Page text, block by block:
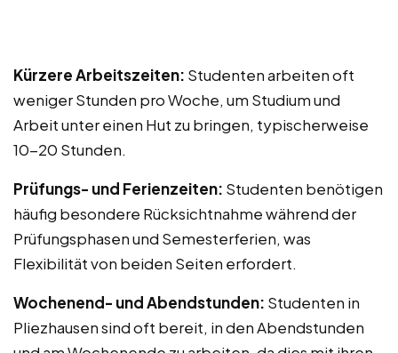
Kürzere Arbeitszeiten: Studenten arbeiten oft
weniger Stunden pro Woche, um Studium und
Arbeit unter einen Hut zu bringen, typischerweise
10-20 Stunden.
Prüfungs- und Ferienzeiten: Studenten benötigen
häufig besondere Rücksichtnahme während der
Prüfungsphasen und Semesterferien, was
Flexibilität von beiden Seiten erfordert.
Wochenend- und Abendstunden: Studenten in
Pliezhausen sind oft bereit, in den Abendstunden